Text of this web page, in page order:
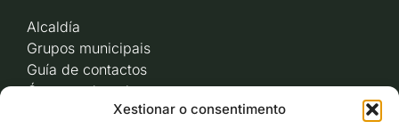
Xestionar o consentimento
Alcaldía
Grupos municipais
Guía de contactos
Órganos de goberno
Acceso a videoactas